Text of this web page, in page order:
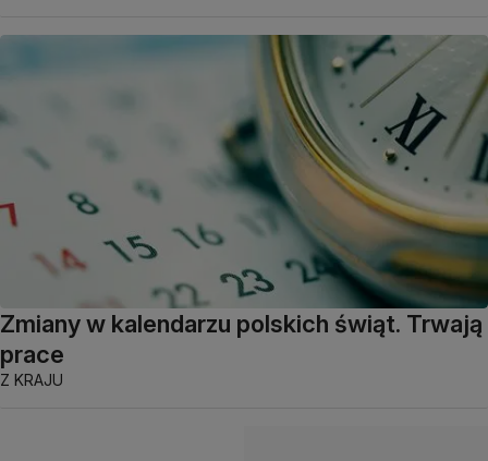
Zmiany w kalendarzu polskich świąt. Trwają
prace
Z KRAJU